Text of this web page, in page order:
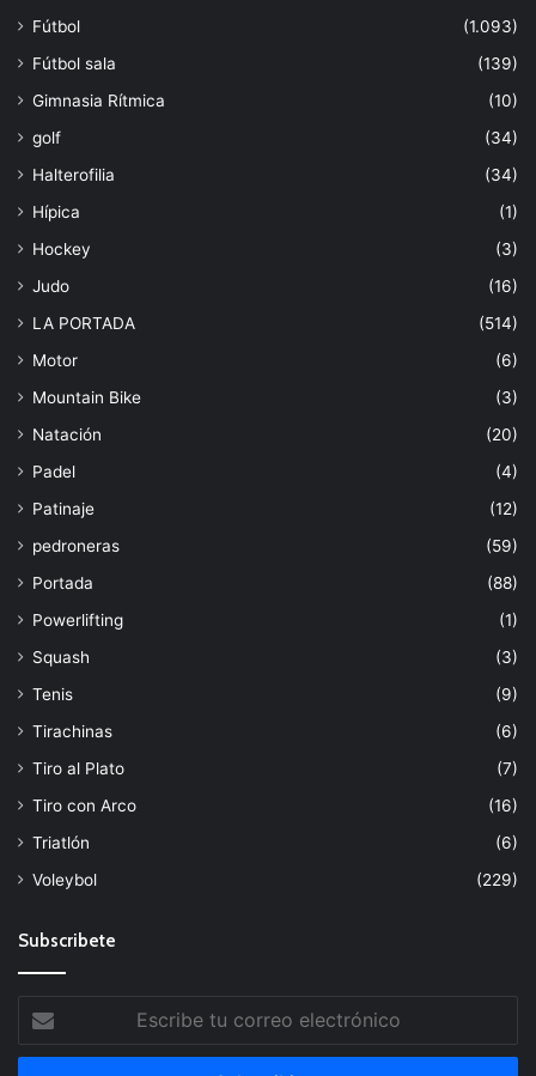
Fútbol
(1.093)
Fútbol sala
(139)
Gimnasia Rítmica
(10)
golf
(34)
Halterofilia
(34)
Hípica
(1)
Hockey
(3)
Judo
(16)
LA PORTADA
(514)
Motor
(6)
Mountain Bike
(3)
Natación
(20)
Padel
(4)
Patinaje
(12)
pedroneras
(59)
Portada
(88)
Powerlifting
(1)
Squash
(3)
Tenis
(9)
Tirachinas
(6)
Tiro al Plato
(7)
Tiro con Arco
(16)
Triatlón
(6)
Voleybol
(229)
Subscribete
tu
correo